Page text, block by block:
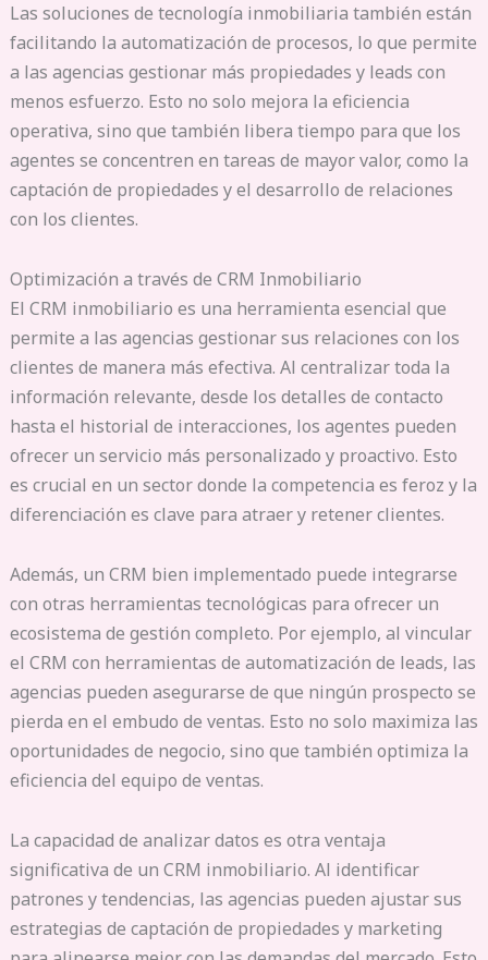
Las soluciones de tecnología inmobiliaria también están
facilitando la automatización de procesos, lo que permite
a las agencias gestionar más propiedades y leads con
menos esfuerzo. Esto no solo mejora la eficiencia
operativa, sino que también libera tiempo para que los
agentes se concentren en tareas de mayor valor, como la
captación de propiedades y el desarrollo de relaciones
con los clientes.
Optimización a través de CRM Inmobiliario
El CRM inmobiliario es una herramienta esencial que
permite a las agencias gestionar sus relaciones con los
clientes de manera más efectiva. Al centralizar toda la
información relevante, desde los detalles de contacto
hasta el historial de interacciones, los agentes pueden
ofrecer un servicio más personalizado y proactivo. Esto
es crucial en un sector donde la competencia es feroz y la
diferenciación es clave para atraer y retener clientes.
Además, un CRM bien implementado puede integrarse
con otras herramientas tecnológicas para ofrecer un
ecosistema de gestión completo. Por ejemplo, al vincular
el CRM con herramientas de automatización de leads, las
agencias pueden asegurarse de que ningún prospecto se
pierda en el embudo de ventas. Esto no solo maximiza las
oportunidades de negocio, sino que también optimiza la
eficiencia del equipo de ventas.
La capacidad de analizar datos es otra ventaja
significativa de un CRM inmobiliario. Al identificar
patrones y tendencias, las agencias pueden ajustar sus
estrategias de captación de propiedades y marketing